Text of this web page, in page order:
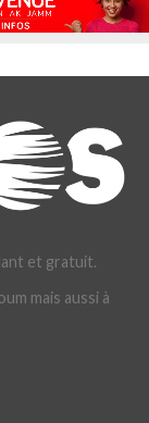
et gratuit.
mais aussi à